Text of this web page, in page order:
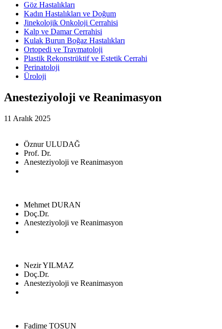
Göz Hastalıkları
Kadın Hastalıkları ve Doğum
Jinekolojik Onkoloji Cerrahisi
Kalp ve Damar Cerrahisi
Kulak Burun Boğaz Hastalıkları
Ortopedi ve Travmatoloji
Plastik Rekonstrüktif ve Estetik Cerrahi
Perinatoloji
Üroloji
Anesteziyoloji ve Reanimasyon
11 Aralık 2025
Öznur ULUDAĞ
Prof. Dr.
Anesteziyoloji ve Reanimasyon
Mehmet DURAN
Doç.Dr.
Anesteziyoloji ve Reanimasyon
Nezir YILMAZ
Doç.Dr.
Anesteziyoloji ve Reanimasyon
Fadime TOSUN